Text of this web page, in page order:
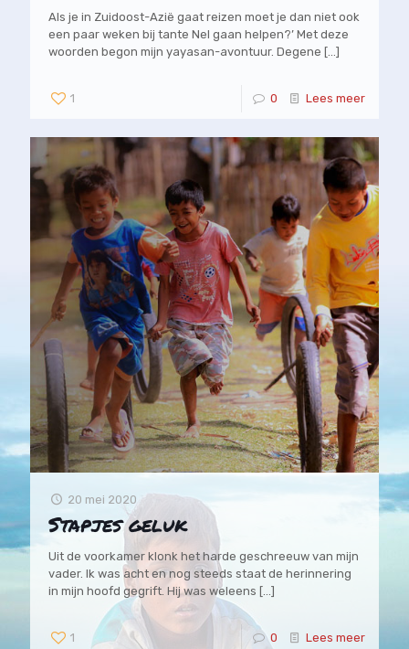
Als je in Zuidoost-Azië gaat reizen moet je dan niet ook
een paar weken bij tante Nel gaan helpen?’ Met deze
woorden begon mijn yayasan-avontuur. Degene […]
1 0 Lees meer
20 mei 2020
Stapjes geluk
Uit de voorkamer klonk het harde geschreeuw van mijn
vader. Ik was acht en nog steeds staat de herinnering
in mijn hoofd gegrift. Hij was weleens […]
1 0 Lees meer